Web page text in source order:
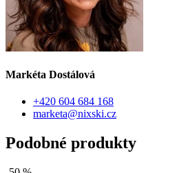
Markéta Dostálová
+420 604 684 168
marketa@nixski.cz
Podobné produkty